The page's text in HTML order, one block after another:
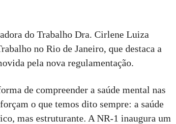
do Trabalho Dra. Cirlene Luiza
no Rio de Janeiro, que destaca a
pela nova regulamentação.
de compreender a saúde mental nas
o que temos dito sempre: a saúde
mas estruturante. A NR-1 inaugura um